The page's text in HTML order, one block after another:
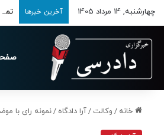
چهارشنبه, 14 مرداد 1405 آخرین خبرها
خانه / وکالت /آرا دادگاه /نمونه رای با